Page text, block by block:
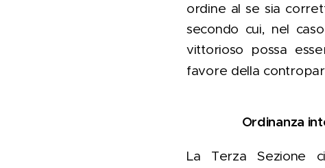
ordine al se sia
secondo cui, nel
vittorioso possa
favore della
Ordinanza
La Terza Sezione